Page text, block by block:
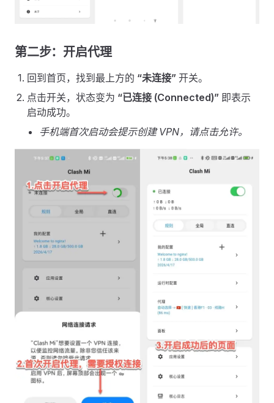
第二步：开启代理
回到首页，找到最上方的 “未连接” 开关。
点击开关，状态变为 “已连接 (Connected)” 即表示
启动成功。
手机端首次启动会提示创建 VPN，请点击允许。